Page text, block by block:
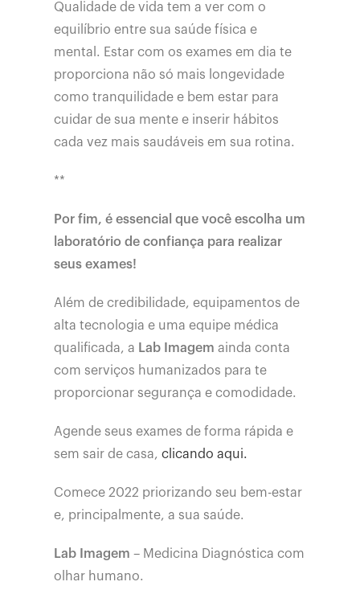
Qualidade de vida tem a ver com o
equilíbrio entre sua saúde física e
mental. Estar com os exames em dia te
proporciona não só mais longevidade
como tranquilidade e bem estar para
cuidar de sua mente e inserir hábitos
cada vez mais saudáveis em sua rotina.
**
Por fim, é essencial que você escolha um
laboratório de confiança para realizar
seus exames!
Além de credibilidade, equipamentos de
alta tecnologia e uma equipe médica
qualificada, a Lab Imagem ainda conta
com serviços humanizados para te
proporcionar segurança e comodidade.
Agende seus exames de forma rápida e
sem sair de casa,clicando aqui.
Comece 2022 priorizando seu bem-estar
e, principalmente, a sua saúde.
Lab Imagem – Medicina Diagnóstica com
olhar humano.